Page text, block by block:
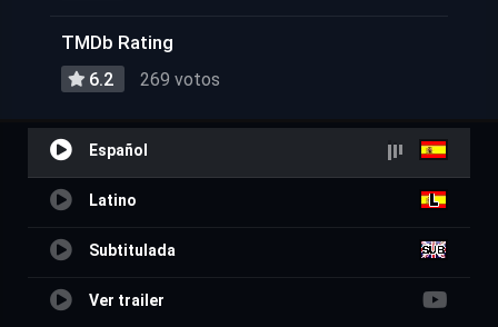
TMDb Rating
6.2 269 votos
Español
Latino
Subtitulada
Ver trailer